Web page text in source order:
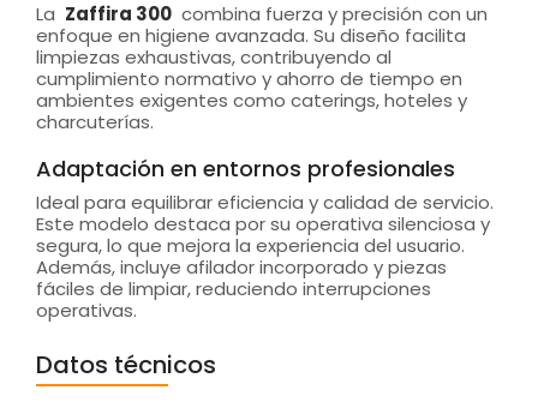
La Zaffira 300 combina fuerza y precisión con un
enfoque en higiene avanzada. Su diseño facilita
limpiezas exhaustivas, contribuyendo al
cumplimiento normativo y ahorro de tiempo en
ambientes exigentes como caterings, hoteles y
charcuterías.
Adaptación en entornos profesionales
Ideal para equilibrar eficiencia y calidad de servicio.
Este modelo destaca por su operativa silenciosa y
segura, lo que mejora la experiencia del usuario.
Además, incluye afilador incorporado y piezas
fáciles de limpiar, reduciendo interrupciones
operativas.
Datos técnicos